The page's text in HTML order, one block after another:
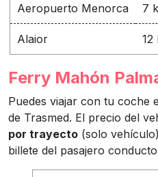
Aeropuerto Menorca 7
Alaior 12
Ferry Mahón
Puedes viajar con tu coche
de Trasmed. El precio del
por trayecto (solo
billete del pasajero